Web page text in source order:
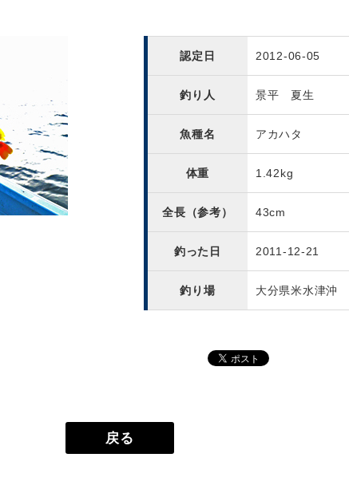
認定日 2012-06-05
釣り人 景平 夏生
魚種名 アカハタ
体重 1.42kg
全長（参考） 43cm
釣った日 2011-12-21
釣り場 大分県米水津沖
戻る